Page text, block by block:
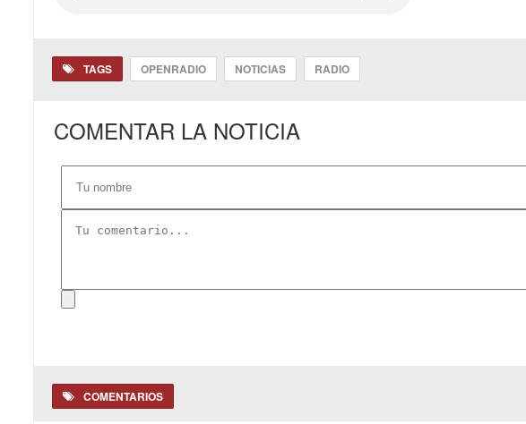
TAGS OPENRADIO NOTICIAS RADIO
COMENTAR LA NOTICIA
COMENTARIOS